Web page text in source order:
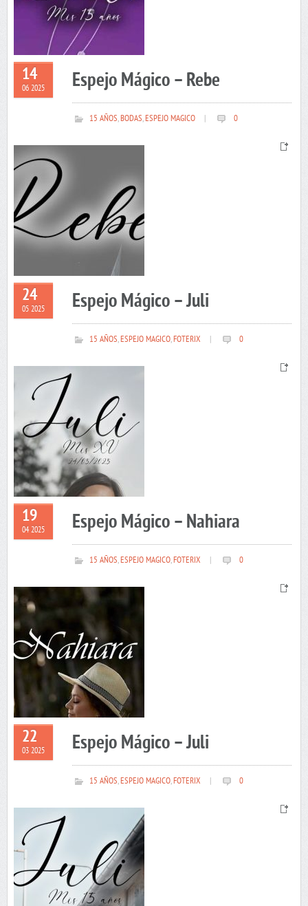
14
06 2025 Espejo Mágico – Rebe
15 AÑOS,BODAS,ESPEJO MAGICO 0
24
05 2025 Espejo Mágico – Juli
15 AÑOS,ESPEJO MAGICO,FOTERIX 0
19
04 2025 Espejo Mágico – Nahiara
15 AÑOS,ESPEJO MAGICO,FOTERIX 0
22
03 2025 Espejo Mágico – Juli
15 AÑOS,ESPEJO MAGICO,FOTERIX 0